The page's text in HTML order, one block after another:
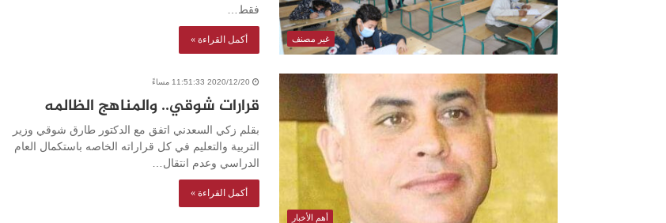
غير مصنف
فقط…
أكمل القراءة »
أهم الأخبار
2020/12/20 11:51:33 مساءً
قرارات شوقي.. والمناهج الظالمه
بقلم زكي السعدني اتفق مع الدكتور طارق شوقي وزير
التربية والتعليم في كل قراراته الخاصه باستكمال العام
الدراسي وعدم انتقال…
أكمل القراءة »